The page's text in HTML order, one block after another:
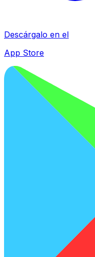
Descárgalo en el
App Store